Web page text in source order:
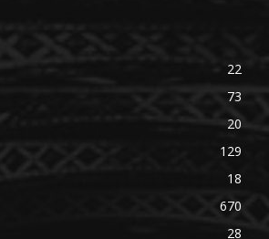
22
73
20
129
18
670
28